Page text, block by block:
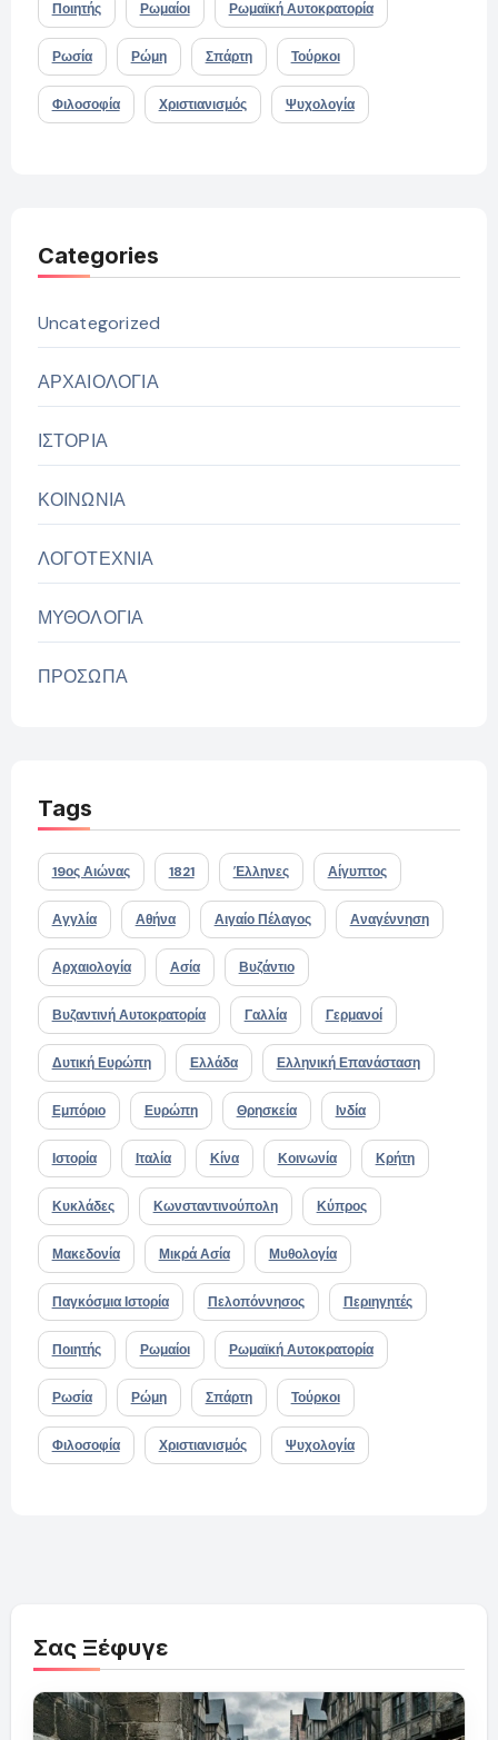
Ποιητής Ρωμαίοι Ρωμαϊκή Αυτοκρατορία
Ρωσία Ρώμη Σπάρτη Τούρκοι
Φιλοσοφία Χριστιανισμός Ψυχολογία
Categories
Uncategorized
ΑΡΧΑΙΟΛΟΓΙΑ
ΙΣΤΟΡΙΑ
ΚΟΙΝΩΝΙΑ
ΛΟΓΟΤΕΧΝΙΑ
ΜΥΘΟΛΟΓΙΑ
ΠΡΟΣΩΠΑ
Tags
19ος Αιώνας 1821 Έλληνες Αίγυπτος
Αγγλία Αθήνα Αιγαίο Πέλαγος Αναγέννηση
Αρχαιολογία Ασία Βυζάντιο
Βυζαντινή Αυτοκρατορία Γαλλία Γερμανοί
Δυτική Ευρώπη Ελλάδα Ελληνική Επανάσταση
Εμπόριο Ευρώπη Θρησκεία Ινδία
Ιστορία Ιταλία Κίνα Κοινωνία Κρήτη
Κυκλάδες Κωνσταντινούπολη Κύπρος
Μακεδονία Μικρά Ασία Μυθολογία
Παγκόσμια Ιστορία Πελοπόννησος Περιηγητές
Ποιητής Ρωμαίοι Ρωμαϊκή Αυτοκρατορία
Ρωσία Ρώμη Σπάρτη Τούρκοι
Φιλοσοφία Χριστιανισμός Ψυχολογία
Σας Ξέφυγε